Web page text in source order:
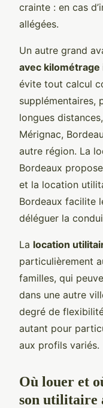
crainte : en cas
allégées.
Un autre grand
avec
évite tout calcul
supplémentaires,
longues
Mérignac,
autre région. La
Bordeaux
et la location
Bordeaux facilite
déléguer la
La location
particulièrement
familles, qui
dans une autre
degré de
autant pour
aux profils variés.
Où louer et
son utilitaire